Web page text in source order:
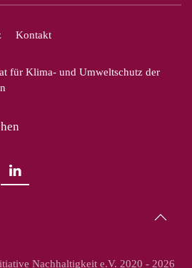
Kontakt
für Klima- und Umweltschutz der
Nachhaltigkeit e.V. 2020 - 2026